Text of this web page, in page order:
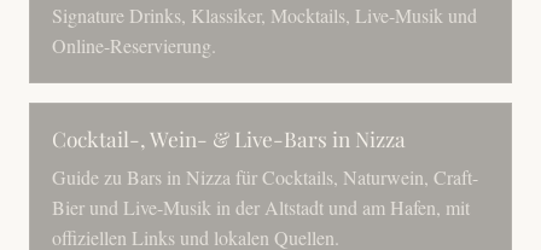
Signature Drinks, Klassiker, Mocktails, Live-Musik und
Online-Reservierung.
Cocktail-, Wein- & Live-Bars in Nizza
Guide zu Bars in Nizza für Cocktails, Naturwein, Craft-
Bier und Live-Musik in der Altstadt und am Hafen, mit
offiziellen Links und lokalen Quellen.